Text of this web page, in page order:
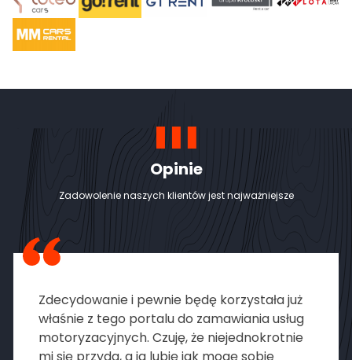
Opinie
Zadowolenie naszych klientów jest najważniejsze
Jestem pod wrażeniem! Wszystko to, co
znalazłem na stronie znajduje
odzwierciedlenie w rzeczywistości i
potwierdza się w praktyce. Innowacyjna i